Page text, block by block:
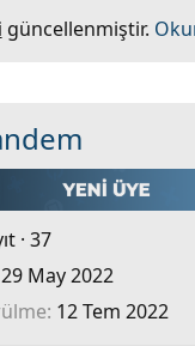
güncellenmiştir.
· 37
29 May 2022
12 Tem 2022